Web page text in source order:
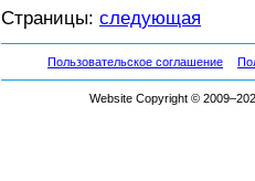
Страницы: следующая
Пользовательское соглашение
Website Copyright ©